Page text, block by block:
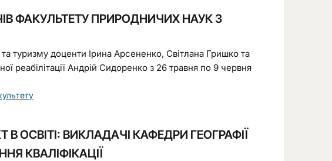
ФАКУЛЬТЕТУ ПРИРОДНИЧИХ НАУК З
туризму доценти Ірина Арсененко, Світлана Гришко та
реабілітації Андрій Сидоренко з 26 травня по 9 червня
ОСВІТІ: ВИКЛАДАЧІ КАФЕДРИ ГЕОГРАФІЇ
КВАЛІФІКАЦІЇ